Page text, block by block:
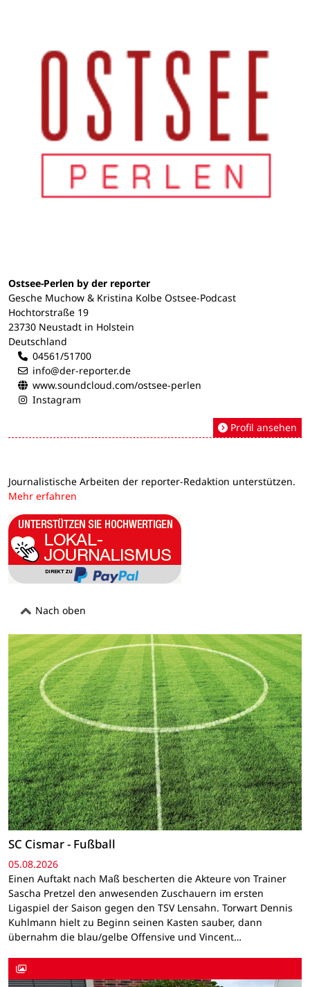
Ostsee-Perlen by der reporter
Gesche Muchow & Kristina Kolbe Ostsee-Podcast
Hochtorstraße 19
23730 Neustadt in Holstein
Deutschland
04561/51700
info@der-reporter.de
www.soundcloud.com/ostsee-perlen
Instagram
Profil ansehen
Journalistische Arbeiten der reporter-Redaktion unterstützen.
Mehr erfahren
Nach oben
SC Cismar - Fußball
05.08.2026
Einen Auftakt nach Maß bescherten die Akteure von Trainer
Sascha Pretzel den anwesenden Zuschauern im ersten
Ligaspiel der Saison gegen den TSV Lensahn. Torwart Dennis
Kuhlmann hielt zu Beginn seinen Kasten sauber, dann
übernahm die blau/gelbe Offensive und Vincent…